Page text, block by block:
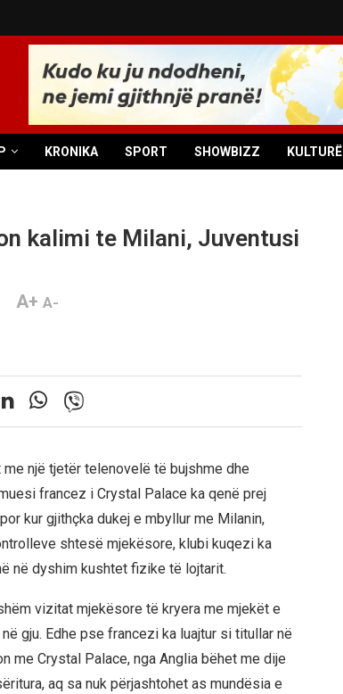
KRONIKA SPORT SHOWBIZZ KULTURË
kalimi te Milani, Juventusi
A+ A-
një tjetër telenovelë të bujshme dhe
francez i Crystal Palace ka qenë prej
kur gjithçka dukej e mbyllur me Milanin,
shtesë mjekësore, klubi kuqezi ka
në dyshim kushtet fizike të lojtarit.
vizitat mjekësore të kryera me mjekët e
gju. Edhe pse francezi ka luajtur si titullar në
me Crystal Palace, nga Anglia bëhet me dije
aq sa nuk përjashtohet as mundësia e